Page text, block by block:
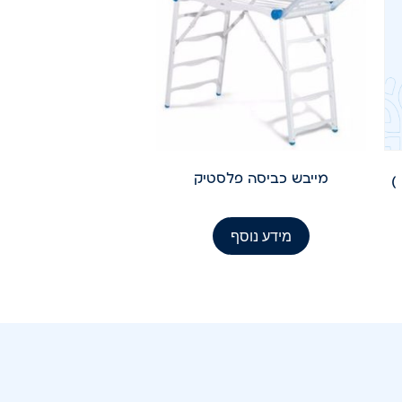
שקית נייר תרופות 102 ( 1911 ) מייבש כביסה פלסטיק
מידע נוסף